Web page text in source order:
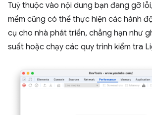
Tuỳ thuộc vào nội dung bạn đang gỡ
mềm cũng có thể thực hiện các hành
cụ cho nhà phát triển, chẳng hạn như
suất hoặc chạy các quy trình kiểm tra